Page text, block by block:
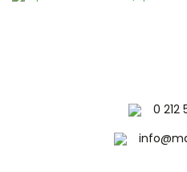
0 212